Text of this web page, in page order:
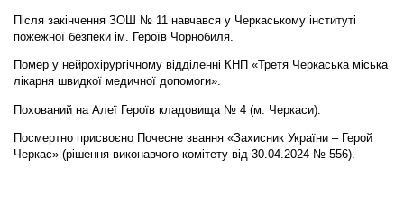
Після закінчення ЗОШ № 11 навчався у Черкаському інституті
пожежної безпеки ім. Героїв Чорнобиля.
Помер у нейрохірургічному відділенні КНП «Третя Черкаська міська
лікарня швидкої медичної допомоги».
Похований на Алеї Героїв кладовища № 4 (м. Черкаси).
Посмертно присвоєно Почесне звання «Захисник України – Герой
Черкас» (рішення виконавчого комітету від 30.04.2024 № 556).